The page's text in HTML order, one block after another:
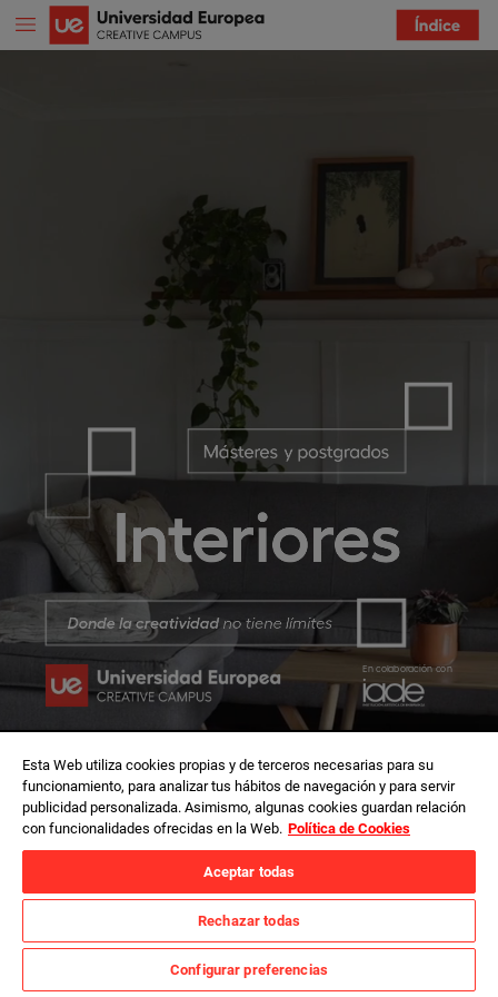
Esta Web utiliza cookies propias y de terceros necesarias para su
funcionamiento, para analizar tus hábitos de navegación y para servir
publicidad personalizada. Asimismo, algunas cookies guardan relación
con funcionalidades ofrecidas en la Web. Política de Cookies
Aceptar todas
Rechazar todas
Configurar preferencias
En colaboración con
Másteres y postgrados
Interiores
Donde la creatividad no tiene límites